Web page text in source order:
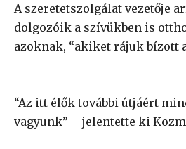
A szeretetszolgálat vezetője
dolgozóik a szívükben is
azoknak, “akiket rájuk bízott
“Az itt élők további útjáért
vagyunk” – jelentette ki